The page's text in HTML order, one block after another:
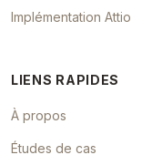
Implémentation Attio
LIENS RAPIDES
À propos
Études de cas